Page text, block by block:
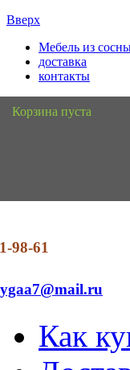
Вверх
Мебель из
доставка
контакты
Мебель
Интернет
98-61
Как
Корзина пуста